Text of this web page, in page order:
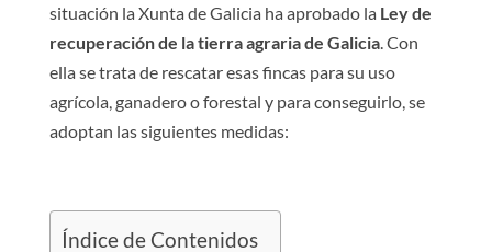
situación la Xunta de Galicia ha aprobado la Ley de
recuperación de la tierra agraria de Galicia. Con
ella se trata de rescatar esas fincas para su uso
agrícola, ganadero o forestal y para conseguirlo, se
adoptan las siguientes medidas:
Índice de Contenidos